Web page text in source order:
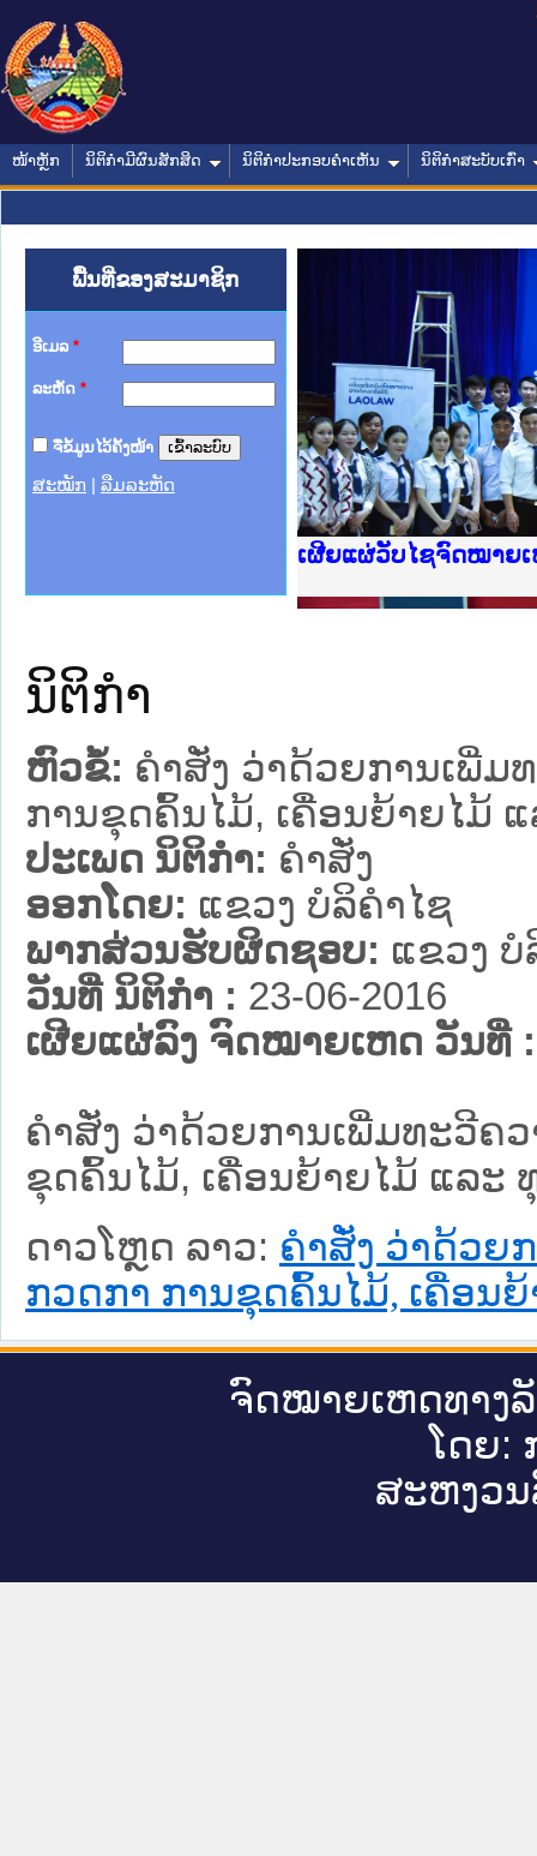
ໜ້າຫຼັກ ນິຕິກໍາມີຜົນສັກສິດ ນິຕິກໍາປະກອບຄໍາເຫັນ ນິຕິກໍາສະບັບເກົ່າ
ພື້ນທີ່ຂອງສະມາຊິກ
ອີເມລ *
ລະຫັດ *
ຈື່ຂໍ້ມູນໄວ້ຄັ້ງໜ້າ
ສະໝັກ ລືມລະຫັດ
ເຜີຍແຜ່ວັບໄຊຈົດໝາຍ
ຊາຊົນ ພາກເໜືອ
ການ
ກາງ
ກໃຕ້
ນຕຳຫຼວດປະຊາຊົນ
ສັນຕິບານປະຊາຊົນ
ກເໜືອ
ຊາຊົນ ພາກກາງ
ນິຕິກໍາ
ຫົວຂໍ້: ຄຳສັ່ງ ວ່າດ້ວຍການເພີ່ມ
ການຂຸດຄົ້ນໄມ້, ເຄື່ອນຍ້າຍໄມ້
ປະເພດ ນິຕິກໍາ: ຄໍາສັ່ງ
ອອກໂດຍ: ແຂວງ ບໍລິຄໍາໄຊ
ພາກສ່ວນຮັບຜິດຊອບ: ແຂວງ ບໍ
ວັນທີ່ ນິຕິກໍາ : 23-06-2016
ເຜີຍແຜ່ລົງ ຈົດໝາຍເຫດ ວັນທີ່ :
ຄຳສັ່ງ ວ່າດ້ວຍການເພີ່ມທະວີຄ
ຂຸດຄົ້ນໄມ້, ເຄື່ອນຍ້າຍໄມ້ ແລະ
ດາວໂຫຼດ ລາວ: ຄຳສັ່ງ ວ່າດ້ວຍ
ກວດກາ ການຂຸດຄົ້ນໄມ້, ເຄື່ອນ
ຈົດ​ໝາຍ​ເຫດ​ທາງ​
ໂດຍ:
ສະ​ຫງວນ​